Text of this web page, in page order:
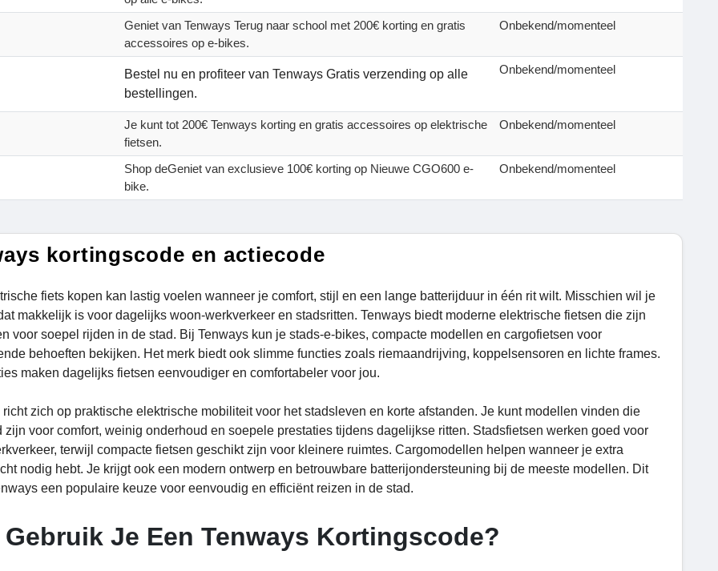
Geniet van Tenways Terug naar school met 200€ korting en gratis
accessoires op e-bikes.
Onbekend/momenteel
Bestel nu en profiteer van Tenways Gratis verzending op alle
bestellingen.
Onbekend/momenteel
Je kunt tot 200€ Tenways korting en gratis accessoires op elektrische
fietsen.
Onbekend/momenteel
Shop deGeniet van exclusieve 100€ korting op Nieuwe CGO600 e-
bike.
Onbekend/momenteel
kortingscode en actiecode
fiets kopen kan lastig voelen wanneer je comfort, stijl en een lange batterijduur in één rit wilt. Misschien wil je
makkelijk is voor dagelijks woon-werkverkeer en stadsritten. Tenways biedt moderne elektrische fietsen die zijn
voor soepel rijden in de stad. Bij Tenways kun je stads-e-bikes, compacte modellen en cargofietsen voor
behoeften bekijken. Het merk biedt ook slimme functies zoals riemaandrijving, koppelsensoren en lichte frames.
maken dagelijks fietsen eenvoudiger en comfortabeler voor jou.
richt zich op praktische elektrische mobiliteit voor het stadsleven en korte afstanden. Je kunt modellen vinden die
zijn voor comfort, weinig onderhoud en soepele prestaties tijdens dagelijkse ritten. Stadsfietsen werken goed voor
terwijl compacte fietsen geschikt zijn voor kleinere ruimtes. Cargomodellen helpen wanneer je extra
nodig hebt. Je krijgt ook een modern ontwerp en betrouwbare batterijondersteuning bij de meeste modellen. Dit
een populaire keuze voor eenvoudig en efficiënt reizen in de stad.
Gebruik Je Een Tenways Kortingscode?